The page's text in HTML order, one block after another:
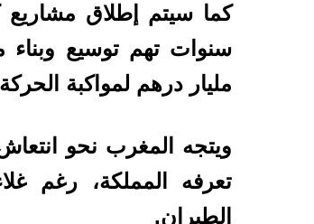
كما سيتم إطلاق
مليار درهم لمواكبة الحركة
ويتجه المغرب نحو
تعرفه المملكة، رغم
الطيران.